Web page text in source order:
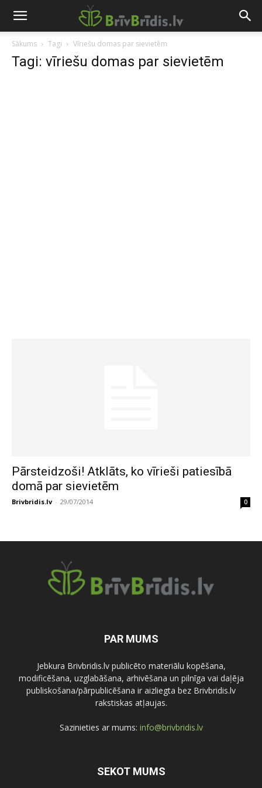
Sākums Tagi Vīriešu domas par sievietēm
Tagi: vīriešu domas par sievietēm
Pārsteidzoši! Atklāts, ko vīrieši patiesībā
domā par sievietēm
Brivbridis.lv - 29/07/2014 0
PAR MUMS
Jebkura Brivbridis.lv publicēto materiālu kopēšana,
modificēšana, uzglabāšana, arhivēšana un pilnīga vai daļēja
publiskošana/pārpublicēšana ir aizliegta bez Brivbridis.lv
rakstiskas atļaujas.
Sazinieties ar mums: info@brivbridis.lv
SEKOT MUMS